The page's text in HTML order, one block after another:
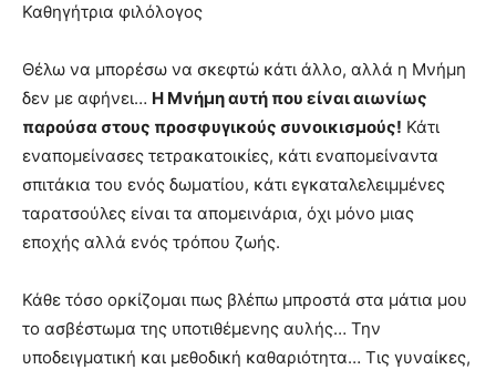
you
meaning
pain.
pornhun
hd
porn
Καθηγήτρια φιλόλογος
Θέλω να μπορέσω να σκεφτώ κάτι άλλο, αλλά η Μνήμη
δεν με αφήνει… Η Μνήμη αυτή που είναι αιωνίως
παρούσα στους προσφυγικούς συνοικισμούς! Κάτι
εναπομείνασες τετρακατοικίες, κάτι εναπομείναντα
σπιτάκια του ενός δωματίου, κάτι εγκαταλελειμμένες
ταρατσούλες είναι τα απομεινάρια, όχι μόνο μιας
εποχής αλλά ενός τρόπου ζωής.
Κάθε τόσο ορκίζομαι πως βλέπω μπροστά στα μάτια μου
το ασβέστωμα της υποτιθέμενης αυλής… Την
υποδειγματική και μεθοδική καθαριότητα… Τις γυναίκες,